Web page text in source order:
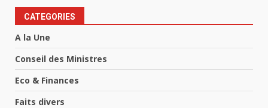
CATEGORIES
A la Une
Conseil des Ministres
Eco & Finances
Faits divers